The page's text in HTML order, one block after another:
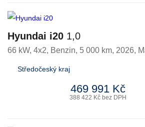
Hyundai i20 1,0
66 kW, 4x2, Benzin, 5 000 km, 2026,
Středočeský kraj
469 991 Kč
388 422 Kč bez DPH